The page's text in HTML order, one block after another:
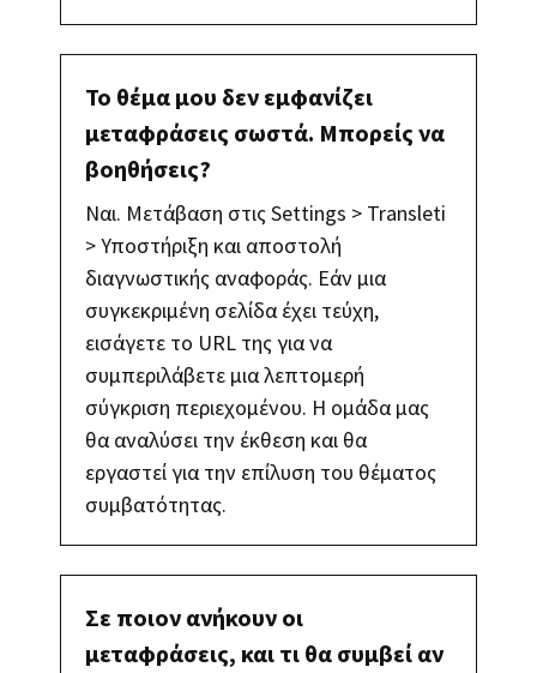
Το θέμα μου δεν εμφανίζει
μεταφράσεις σωστά. Μπορείς να
βοηθήσεις?
Ναι. Μετάβαση στις Settings > Transleti
> Υποστήριξη και αποστολή
διαγνωστικής αναφοράς. Εάν μια
συγκεκριμένη σελίδα έχει τεύχη,
εισάγετε το URL της για να
συμπεριλάβετε μια λεπτομερή
σύγκριση περιεχομένου. Η ομάδα μας
θα αναλύσει την έκθεση και θα
εργαστεί για την επίλυση του θέματος
συμβατότητας.
Σε ποιον ανήκουν οι
μεταφράσεις, και τι θα συμβεί αν